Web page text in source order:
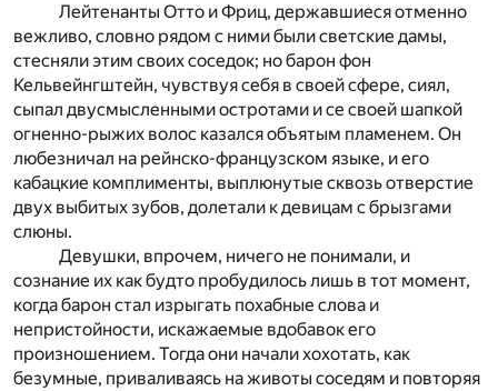
Лейтенанты Отто и Фриц, державшиеся отменно
вежливо, словно рядом с ними были светские дамы,
стесняли этим своих соседок; но барон фон
Кельвейнгштейн, чувствуя себя в своей сфере, сиял,
сыпал двусмысленными остротами и се своей шапкой
огненно-рыжих волос казался объятым пламенем. Он
любезничал на рейнско-французском языке, и его
кабацкие комплименты, выплюнутые сквозь отверстие
двух выбитых зубов, долетали к девицам с брызгами
слюны.
Девушки, впрочем, ничего не понимали, и
сознание их как будто пробудилось лишь в тот момент,
когда барон стал изрыгать похабные слова и
непристойности, искажаемые вдобавок его
произношением. Тогда они начали хохотать, как
безумные, приваливаясь на животы соседям и повторяя